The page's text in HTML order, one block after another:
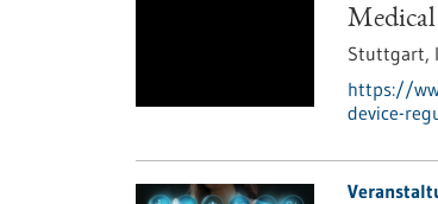
Stuttgart,
https://
device-